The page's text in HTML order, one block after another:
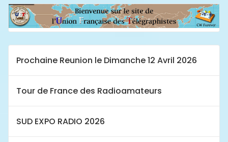
Prochaine Reunion le Dimanche 12 Avril 2026
Tour de France des Radioamateurs
SUD EXPO RADIO 2026